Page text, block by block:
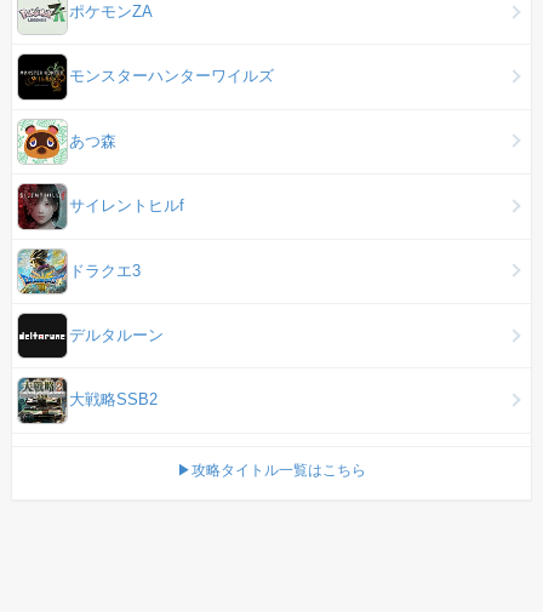
ポケモンZA
モンスターハンターワイルズ
あつ森
サイレントヒルf
ドラクエ3
デルタルーン
大戦略SSB2
▶攻略タイトル一覧はこちら